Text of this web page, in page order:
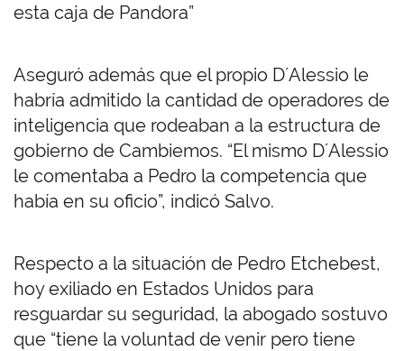
esta caja de Pandora”
Aseguró además que el propio D´Alessio le
habría admitido la cantidad de operadores de
inteligencia que rodeaban a la estructura de
gobierno de Cambiemos. “El mismo D´Alessio
le comentaba a Pedro la competencia que
había en su oficio”, indicó Salvo.
Respecto a la situación de Pedro Etchebest,
hoy exiliado en Estados Unidos para
resguardar su seguridad, la abogado sostuvo
que “tiene la voluntad de venir pero tiene